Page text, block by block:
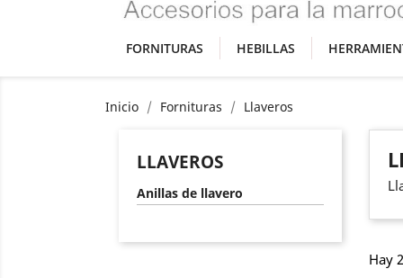
FORNITURAS HEBILLAS
Inicio Fornituras Llaveros
LLAVEROS
Anillas de llavero
Hay